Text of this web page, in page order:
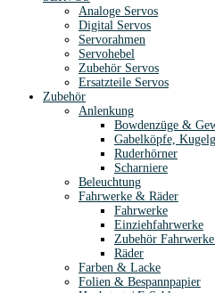
Analoge Servos
Digital Servos
Servorahmen
Servohebel
Zubehör Servos
Ersatzteile Servos
Zubehör
Anlenkung
Bowdenzüge &
Gabelköpfe,
Ruderhörner
Scharniere
Beleuchtung
Fahrwerke & Räder
Fahrwerke
Einziehfahrwerke
Zubehör
Räder
Farben & Lacke
Folien & Bespannpapier